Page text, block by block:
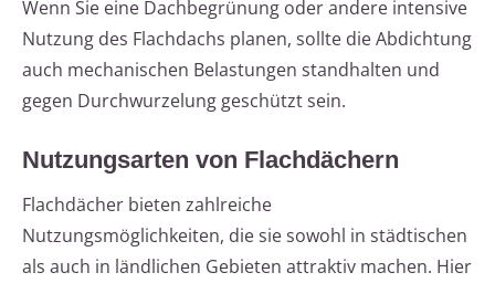
Wenn Sie eine Dachbegrünung oder andere intensive
Nutzung des Flachdachs planen, sollte die Abdichtung
auch mechanischen Belastungen standhalten und
gegen Durchwurzelung geschützt sein.
Nutzungsarten von Flachdächern
Flachdächer bieten zahlreiche
Nutzungsmöglichkeiten, die sie sowohl in städtischen
als auch in ländlichen Gebieten attraktiv machen. Hier